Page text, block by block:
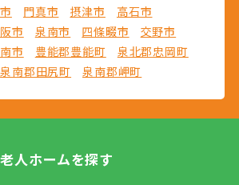
門真市 摂津市
高石市
市 泉南市 四條畷市
交野市
市 豊能郡豊能町
泉北郡忠岡町
泉南郡田尻町 泉南郡岬町
老人ホームを探す